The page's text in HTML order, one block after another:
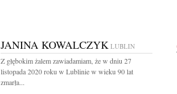
JANINA KOWALCZYK LUBLIN
Z głębokim żalem zawiadamiam, że w dniu 27
listopada 2020 roku w Lublinie w wieku 90 lat
zmarła...